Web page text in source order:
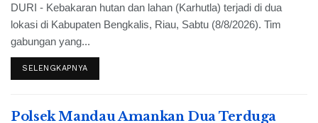
DURI - Kebakaran hutan dan lahan (Karhutla) terjadi di dua
lokasi di Kabupaten Bengkalis, Riau, Sabtu (8/8/2026). Tim
gabungan yang...
SELENGKAPNYA
Polsek Mandau Amankan Dua Terduga